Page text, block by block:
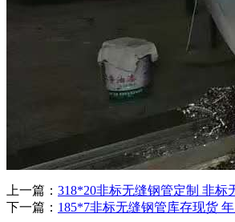
上一篇： 318*20非标无缝钢管定制 非标
下一篇： 185*7非标无缝钢管库存现货